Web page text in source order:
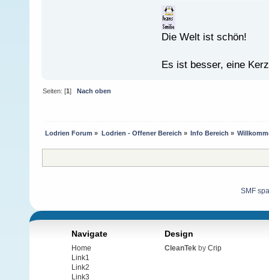
Die Welt ist schön!
Es ist besser, eine
Seiten: [1] Nach oben
Lodrien Forum » Lodrien - Offener Bereich » Info Bereich »
SMF
Navigate
Home
Link1
Link2
Link3
Design
CleanTek by Crip